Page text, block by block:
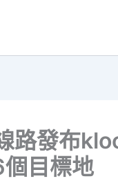
路發布
目標地